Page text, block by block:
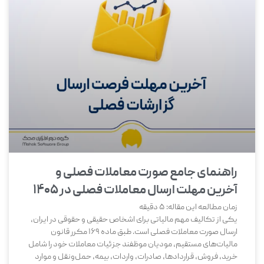
راهنمای جامع صورت معاملات فصلی و
آخرین مهلت ارسال معاملات فصلی در ۱۴۰۵
زمان مطالعه این مقاله: 5 دقیقه
یکی از تکالیف مهم مالیاتی برای اشخاص حقیقی و حقوقی در ایران،
ارسال صورت معاملات فصلی است. طبق ماده 169 مکرر قانون
مالیات‌های مستقیم، مودیان موظفند جزئیات معاملات خود را شامل
خرید، فروش، قراردادها، صادرات، واردات، بیمه، حمل‌ونقل و موارد